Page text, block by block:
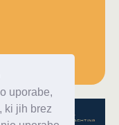
uporabe,
ki jih brez